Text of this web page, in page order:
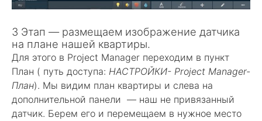
3 Этап — размещаем изображение датчика
на плане нашей квартиры.
Для этого в Project Manager переходим в пункт
План ( путь доступа: НАСТРОЙКИ- Project Manager-
План). Мы видим план квартиры и слева на
дополнительной панели — наш не привязанный
датчик. Берем его и перемещаем в нужное место